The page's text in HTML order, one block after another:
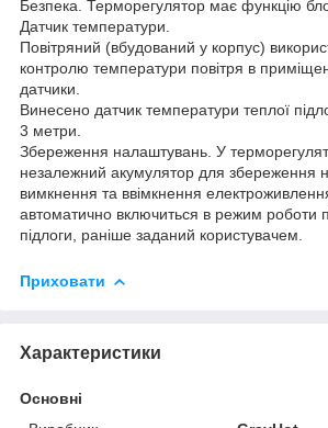
Безпека. Терморегулятор має функцію
Датчик температури.
Повітряний (вбудований у корпус)
контролю температури повітря в
датчики.
Винесено датчик температури теплої
3 метри.
Збереження налаштувань. У
незалежний акумулятор для збереження
вимкнення та ввімкнення
автоматично включиться в режим роботи
підлоги, раніше заданий користувачем.
Приховати
Характеристики
Основні